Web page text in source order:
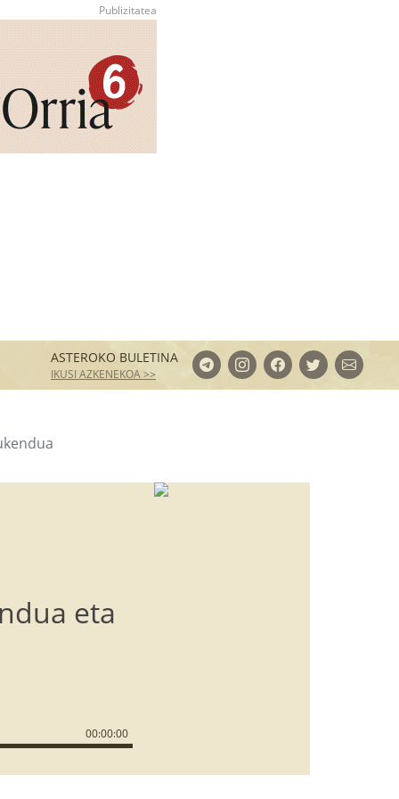
ASTEROKO BULETINA
IKUSI AZKENEKOA >>
eta
00:00:00